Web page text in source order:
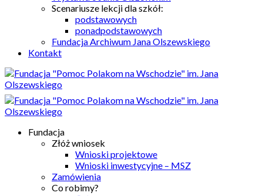
Scenariusze lekcji dla szkół:
podstawowych
ponadpodstawowych
Fundacja Archiwum Jana Olszewskiego
Kontakt
Fundacja
Złóż wniosek
Wnioski projektowe
Wnioski inwestycyjne – MSZ
Zamówienia
Co robimy?